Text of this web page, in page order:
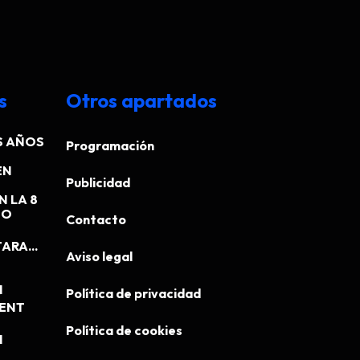
AÑOS
LA 8
Otros apartados
Programación
Publicidad
Contacto
Aviso legal
Política de privacidad
Política de cookies